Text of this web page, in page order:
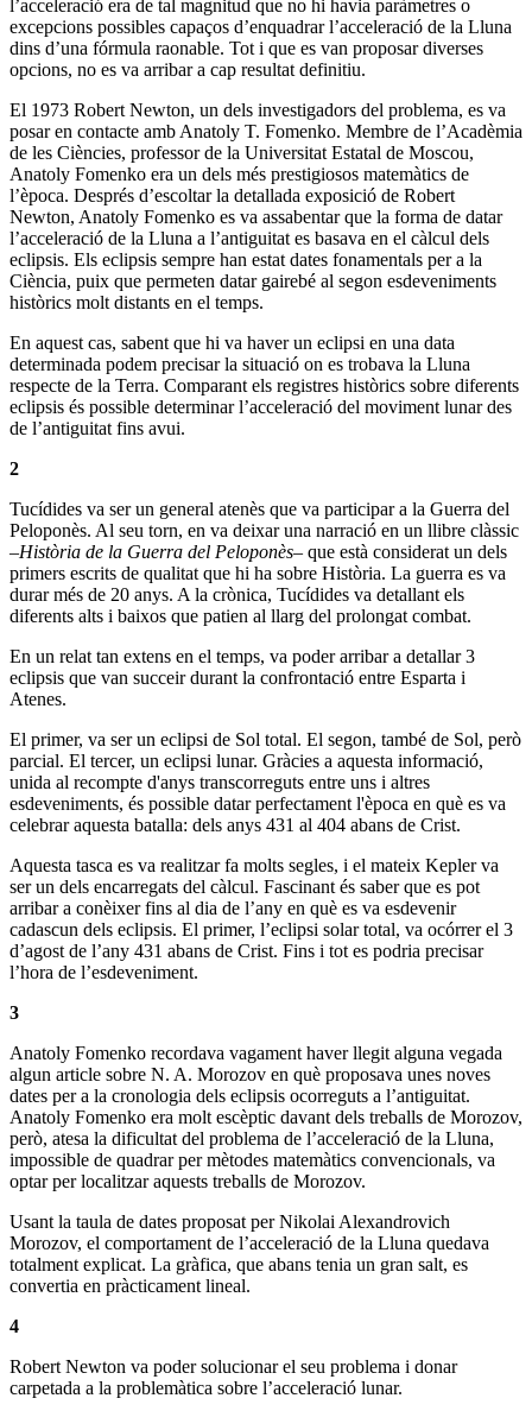
l’acceleració era de tal magnitud que no hi havia paràmetres o
excepcions possibles capaços d’enquadrar l’acceleració de la Lluna
dins d’una fórmula raonable. Tot i que es van proposar diverses
opcions, no es va arribar a cap resultat definitiu.
El 1973 Robert Newton, un dels investigadors del problema, es va
posar en contacte amb Anatoly T. Fomenko. Membre de l’Acadèmia
de les Ciències, professor de la Universitat Estatal de Moscou,
Anatoly Fomenko era un dels més prestigiosos matemàtics de
l’època. Després d’escoltar la detallada exposició de Robert
Newton, Anatoly Fomenko es va assabentar que la forma de datar
l’acceleració de la Lluna a l’antiguitat es basava en el càlcul dels
eclipsis. Els eclipsis sempre han estat dates fonamentals per a la
Ciència, puix que permeten datar gairebé al segon esdeveniments
històrics molt distants en el temps.
En aquest cas, sabent que hi va haver un eclipsi en una data
determinada podem precisar la situació on es trobava la Lluna
respecte de la Terra. Comparant els registres històrics sobre diferents
eclipsis és possible determinar l’acceleració del moviment lunar des
de l’antiguitat fins avui.
2
Tucídides va ser un general atenès que va participar a la Guerra del
Peloponès. Al seu torn, en va deixar una narració en un llibre clàssic
–Història de la Guerra del Peloponès– que està considerat un dels
primers escrits de qualitat que hi ha sobre Història. La guerra es va
durar més de 20 anys. A la crònica, Tucídides va detallant els
diferents alts i baixos que patien al llarg del prolongat combat.
En un relat tan extens en el temps, va poder arribar a detallar 3
eclipsis que van succeir durant la confrontació entre Esparta i
Atenes.
El primer, va ser un eclipsi de Sol total. El segon, també de Sol, però
parcial. El tercer, un eclipsi lunar. Gràcies a aquesta informació,
unida al recompte d'anys transcorreguts entre uns i altres
esdeveniments, és possible datar perfectament l'època en què es va
celebrar aquesta batalla: dels anys 431 al 404 abans de Crist.
Aquesta tasca es va realitzar fa molts segles, i el mateix Kepler va
ser un dels encarregats del càlcul. Fascinant és saber que es pot
arribar a conèixer fins al dia de l’any en què es va esdevenir
cadascun dels eclipsis. El primer, l’eclipsi solar total, va ocórrer el 3
d’agost de l’any 431 abans de Crist. Fins i tot es podria precisar
l’hora de l’esdeveniment.
3
Anatoly Fomenko recordava vagament haver llegit alguna vegada
algun article sobre N. A. Morozov en què proposava unes noves
dates per a la cronologia dels eclipsis ocorreguts a l’antiguitat.
Anatoly Fomenko era molt escèptic davant dels treballs de Morozov,
però, atesa la dificultat del problema de l’acceleració de la Lluna,
impossible de quadrar per mètodes matemàtics convencionals, va
optar per localitzar aquests treballs de Morozov.
Usant la taula de dates proposat per Nikolai Alexandrovich
Morozov, el comportament de l’acceleració de la Lluna quedava
totalment explicat. La gràfica, que abans tenia un gran salt, es
convertia en pràcticament lineal.
4
Robert Newton va poder solucionar el seu problema i donar
carpetada a la problemàtica sobre l’acceleració lunar.